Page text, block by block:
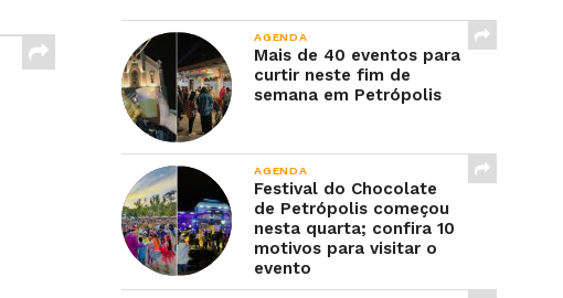
AGENDA
Mais de 40 eventos para
curtir neste fim de
semana em Petrópolis
AGENDA
Festival do Chocolate
de Petrópolis começou
nesta quarta; confira 10
motivos para visitar o
evento